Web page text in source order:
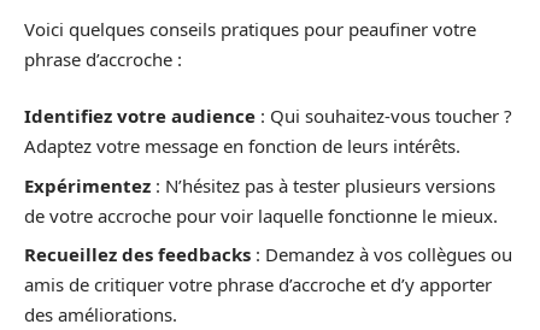
Voici quelques conseils pratiques pour peaufiner votre
phrase d’accroche :
Identifiez votre audience : Qui souhaitez-vous toucher ?
Adaptez votre message en fonction de leurs intérêts.
Expérimentez : N’hésitez pas à tester plusieurs versions
de votre accroche pour voir laquelle fonctionne le mieux.
Recueillez des feedbacks : Demandez à vos collègues ou
amis de critiquer votre phrase d’accroche et d’y apporter
des améliorations.